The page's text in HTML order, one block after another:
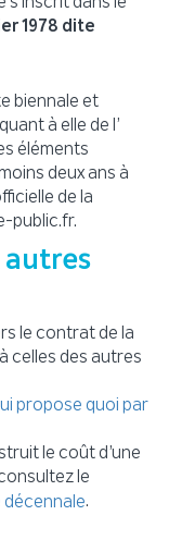
1978 dite
biennale et
à elle de l’
éléments
deux ans à
de la
public.fr.
autres
le contrat de la
celles des autres
propose quoi par
le coût d’une
le
décennale.